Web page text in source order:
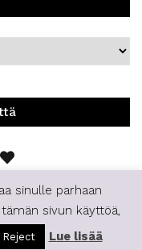
Reserved.
sinulle parhaan
sivun käyttöä,
Reject Lue lisää